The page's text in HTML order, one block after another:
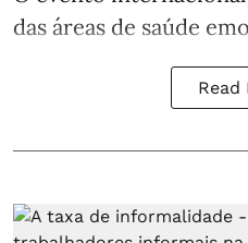
das áreas de saúde
Read